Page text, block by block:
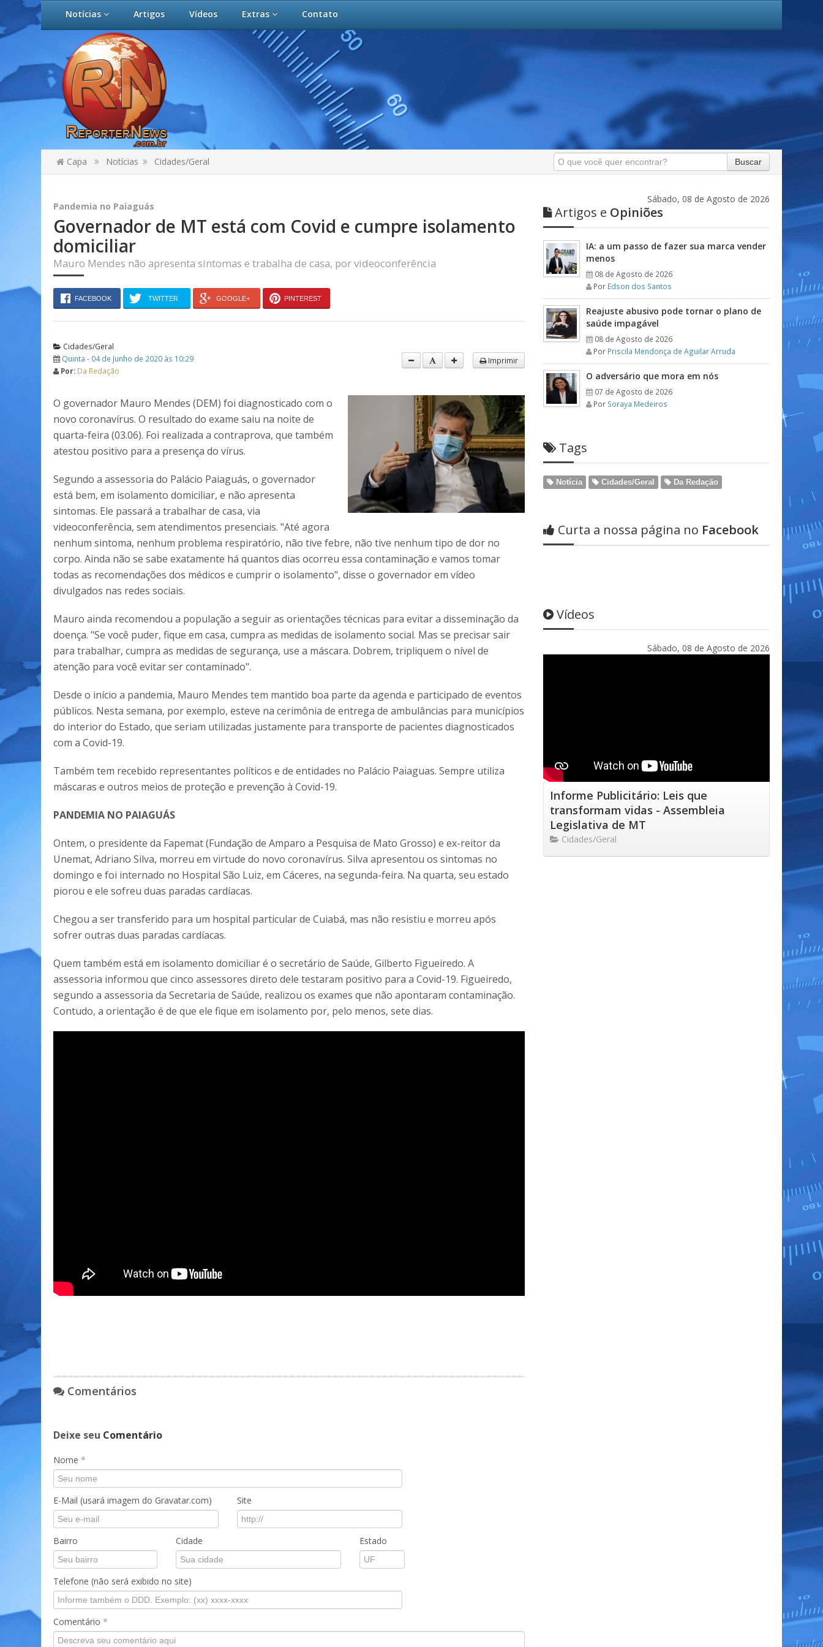
Notícias Artigos Vídeos Extras Contato
Capa Notícias Cidades/Geral Buscar
Pandemia no Paiaguás
Governador de MT está com Covid e cumpre isolamento
domiciliar
Mauro Mendes não apresenta sintomas e trabalha de casa, por videoconferência
FACEBOOK TWITTER GOOGLE+ PINTEREST
Cidades/Geral
Quinta - 04 de Junho de 2020 às 10:29
Por: Da Redação
Imprimir
O governador Mauro Mendes (DEM) foi diagnosticado com o
novo coronavírus. O resultado do exame saiu na noite de
quarta-feira (03.06). Foi realizada a contraprova, que também
atestou positivo para a presença do vírus.
Segundo a assessoria do Palácio Paiaguás, o governador
está bem, em isolamento domiciliar, e não apresenta
sintomas. Ele passará a trabalhar de casa, via
videoconferência, sem atendimentos presenciais. "Até agora
nenhum sintoma, nenhum problema respiratório, não tive febre, não tive nenhum tipo de dor no
corpo. Ainda não se sabe exatamente há quantos dias ocorreu essa contaminação e vamos tomar
todas as recomendações dos médicos e cumprir o isolamento", disse o governador em vídeo
divulgados nas redes sociais.
Mauro ainda recomendou a população a seguir as orientações técnicas para evitar a disseminação da
doença. "Se você puder, fique em casa, cumpra as medidas de isolamento social. Mas se precisar sair
para trabalhar, cumpra as medidas de segurança, use a máscara. Dobrem, tripliquem o nível de
atenção para você evitar ser contaminado".
Desde o início a pandemia, Mauro Mendes tem mantido boa parte da agenda e participado de eventos
públicos. Nesta semana, por exemplo, esteve na cerimônia de entrega de ambulâncias para municípios
do interior do Estado, que seriam utilizadas justamente para transporte de pacientes diagnosticados
com a Covid-19.
Também tem recebido representantes políticos e de entidades no Palácio Paiaguas. Sempre utiliza
máscaras e outros meios de proteção e prevenção à Covid-19.
PANDEMIA NO PAIAGUÁS
Ontem, o presidente da Fapemat (Fundação de Amparo a Pesquisa de Mato Grosso) e ex-reitor da
Unemat, Adriano Silva, morreu em virtude do novo coronavírus. Silva apresentou os sintomas no
domingo e foi internado no Hospital São Luiz, em Cáceres, na segunda-feira. Na quarta, seu estado
piorou e ele sofreu duas paradas cardíacas.
Chegou a ser transferido para um hospital particular de Cuiabá, mas não resistiu e morreu após
sofrer outras duas paradas cardíacas.
Quem também está em isolamento domiciliar é o secretário de Saúde, Gilberto Figueiredo. A
assessoria informou que cinco assessores direto dele testaram positivo para a Covid-19. Figueiredo,
segundo a assessoria da Secretaria de Saúde, realizou os exames que não apontaram contaminação.
Contudo, a orientação é de que ele fique em isolamento por, pelo menos, sete dias.
Comentários
Deixe seu Comentário
Nome *
E-Mail (usará imagem do Gravatar.com) Site
Bairro Cidade Estado
Telefone (não será exibido no site)
Comentário *
Sábado, 08 de Agosto de 2026
Artigos e Opiniões
IA: a um passo de fazer sua marca vender
menos
08 de Agosto de 2026
Por Edson dos Santos
Reajuste abusivo pode tornar o plano de
saúde impagável
08 de Agosto de 2026
Por Priscila Mendonça de Aguilar Arruda
O adversário que mora em nós
07 de Agosto de 2026
Por Soraya Medeiros
Tags
Notícia Cidades/Geral Da Redação
Curta a nossa página no Facebook
Vídeos
Sábado, 08 de Agosto de 2026
Informe Publicitário: Leis que
transformam vidas - Assembleia
Legislativa de MT
Cidades/Geral